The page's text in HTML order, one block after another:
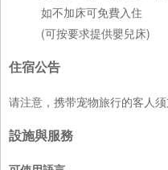
如不加床可免費入住
(可按要求提供嬰兒床)
住宿公告
请注意，携带宠物旅行的客人
設施與服務